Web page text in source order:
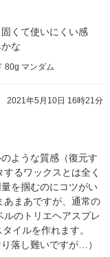
くて使いにくい感
な
80g マンダム
2021年5月10日 16時21分
ような質感（復元す
るワックスとは全く
を掴むのにコツがい
あまあですが、通常の
のトリエヘアスプレ
イルを作れます。
落し難いですが…）